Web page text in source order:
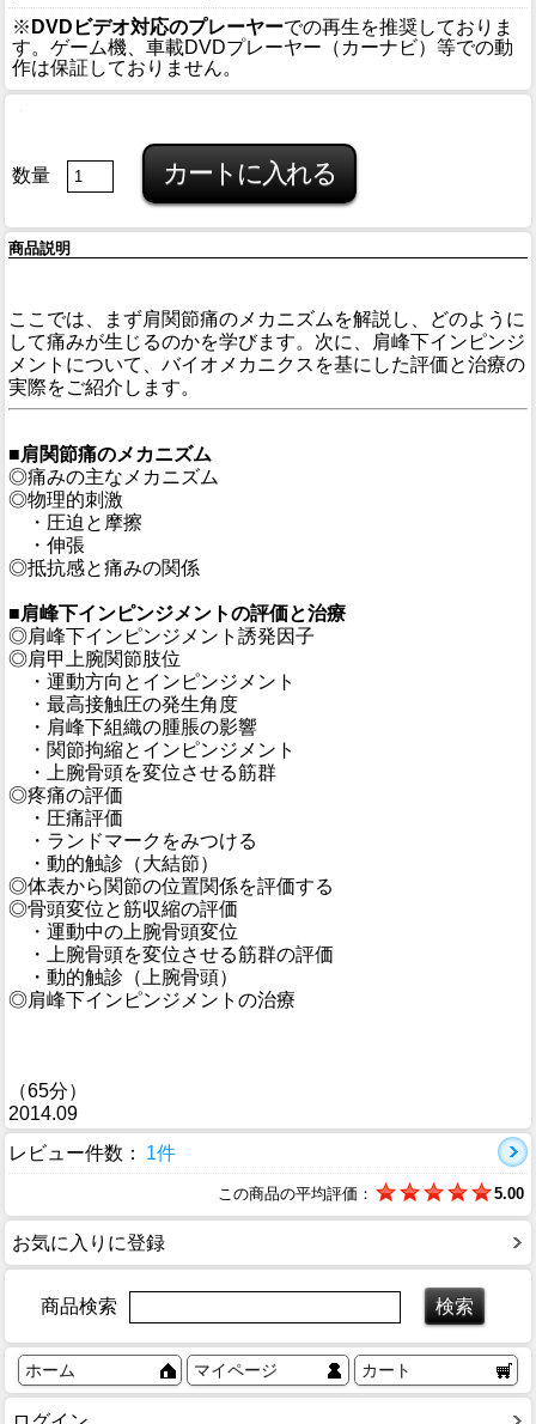
※ DVDビデオ対応のプレーヤーでの再生を推奨しておりま
す。ゲーム機、車載DVDプレーヤー（カーナビ）等での動
作は保証しておりません。
数量
商品説明
ここでは、まず肩関節痛のメカニズムを解説し、どのように
して痛みが生じるのかを学びます。次に、肩峰下インピンジ
メントについて、バイオメカニクスを基にした評価と治療の
実際をご紹介します。
■肩関節痛のメカニズム
◎痛みの主なメカニズム
◎物理的刺激
・圧迫と摩擦
・伸張
◎抵抗感と痛みの関係
■肩峰下インピンジメントの評価と治療
◎肩峰下インピンジメント誘発因子
◎肩甲上腕関節肢位
・運動方向とインピンジメント
・最高接触圧の発生角度
・肩峰下組織の腫脹の影響
・関節拘縮とインピンジメント
・上腕骨頭を変位させる筋群
◎疼痛の評価
・圧痛評価
・ランドマークをみつける
・動的触診（大結節）
◎体表から関節の位置関係を評価する
◎骨頭変位と筋収縮の評価
・運動中の上腕骨頭変位
・上腕骨頭を変位させる筋群の評価
・動的触診（上腕骨頭）
◎肩峰下インピンジメントの治療
（65分）
2014.09
レビュー件数：
1件
この商品の平均評価： 5.00
お気に入りに登録
商品検索
ホーム マイページ カート